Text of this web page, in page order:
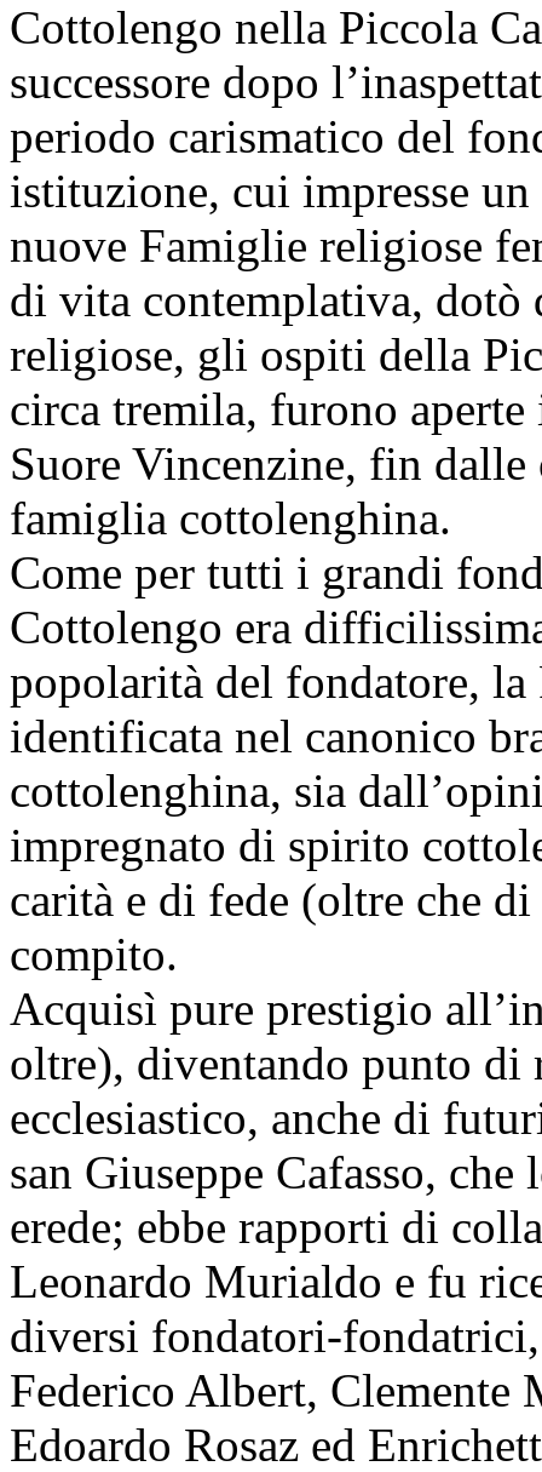
Cottolengo nella Piccola
successore dopo
periodo carismatico del
istituzione, cui impresse
nuove Famiglie religiose
di vita contemplativa,
religiose, gli ospiti della
circa tremila, furono
Suore Vincenzine, fin
famiglia cottolenghina.
Come per tutti i grandi
Cottolengo era
popolarità del fondatore, la
identificata nel canonico
cottolenghina, sia
impregnato di spirito
carità e di fede (oltre che
compito.
Acquisì pure prestigio
oltre), diventando punto
ecclesiastico, anche di
san Giuseppe Cafasso, che
erede; ebbe rapporti di
Leonardo Murialdo e fu
diversi fondatori-
Federico Albert,
Edoardo Rosaz ed